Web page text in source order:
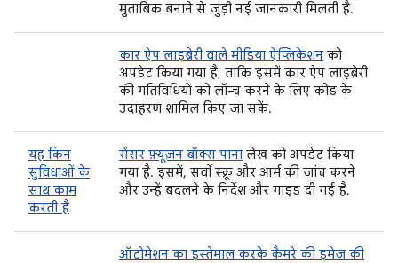
मुताबिक बनाने से जुड़ी नई जानकारी मिलती है.
कार ऐप लाइब्रेरी वाले मीडिया ऐप्लिकेशन को
अपडेट किया गया है, ताकि इसमें कार ऐप लाइब्रेरी
की गतिविधियों को लॉन्च करने के लिए कोड के
उदाहरण शामिल किए जा सकें.
यह किन
सुविधाओं के
साथ काम
करती है
सेंसर फ़्यूज़न बॉक्स पाना लेख को अपडेट किया
गया है. इसमें, सर्वो स्क्रू और आर्म की जांच करने
और उन्हें बदलने के निर्देश और गाइड दी गई है.
ऑटोमेशन का इस्तेमाल करके कैमरे की इमेज की